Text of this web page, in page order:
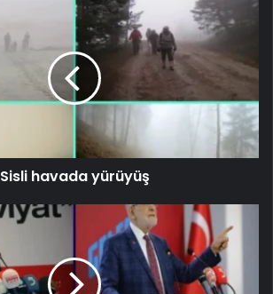
Sisli havada yürüyüş